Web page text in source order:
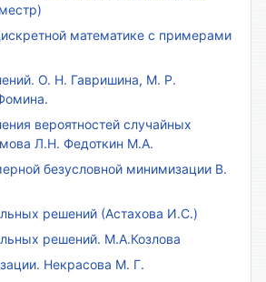
математике с примерами
О. Н. Гавришина, М. Р.
вероятностей случайных
Л.Н. Федоткин М.А.
безусловной минимизации В.
решений (Астахова И.С.)
решений. М.А.Козлова
Некрасова М. Г.